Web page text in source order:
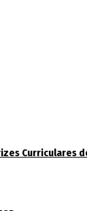
Curriculares